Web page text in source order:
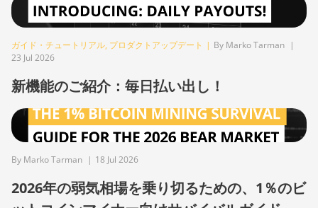
BITMAIN AntMiner Z11
BITMAIN AntMiner Z15
BITMAIN AntMiner Z15 Pro
BITMAIN AntMiner Z15e
BITMAIN AntMiner Z15j
BITMAIN Antminer S19 Hyd.
ガイド・チュートリアル, プロダクトアップデート | By Marko Tarman |
23 Jul 2026
新機能のご紹介：毎日払い出し！
By Marko Tarman | 18 Jul 2026
2026年の弱気相場を乗り切るための、1％のビ